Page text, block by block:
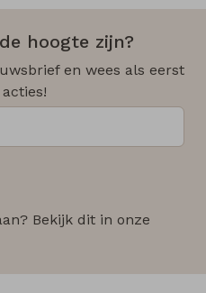
hoogte zijn?
en wees als eerst
Bekijk dit in onze